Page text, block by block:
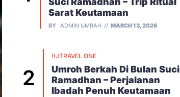
Sarat Keutamaan
BY ADMIN UMRAH MARCH 13, 2026
!!JTRAVEL ONE
Umroh Berkah Di Bulan Suci
Ramadhan – Perjalanan
Ibadah Penuh Keutamaan